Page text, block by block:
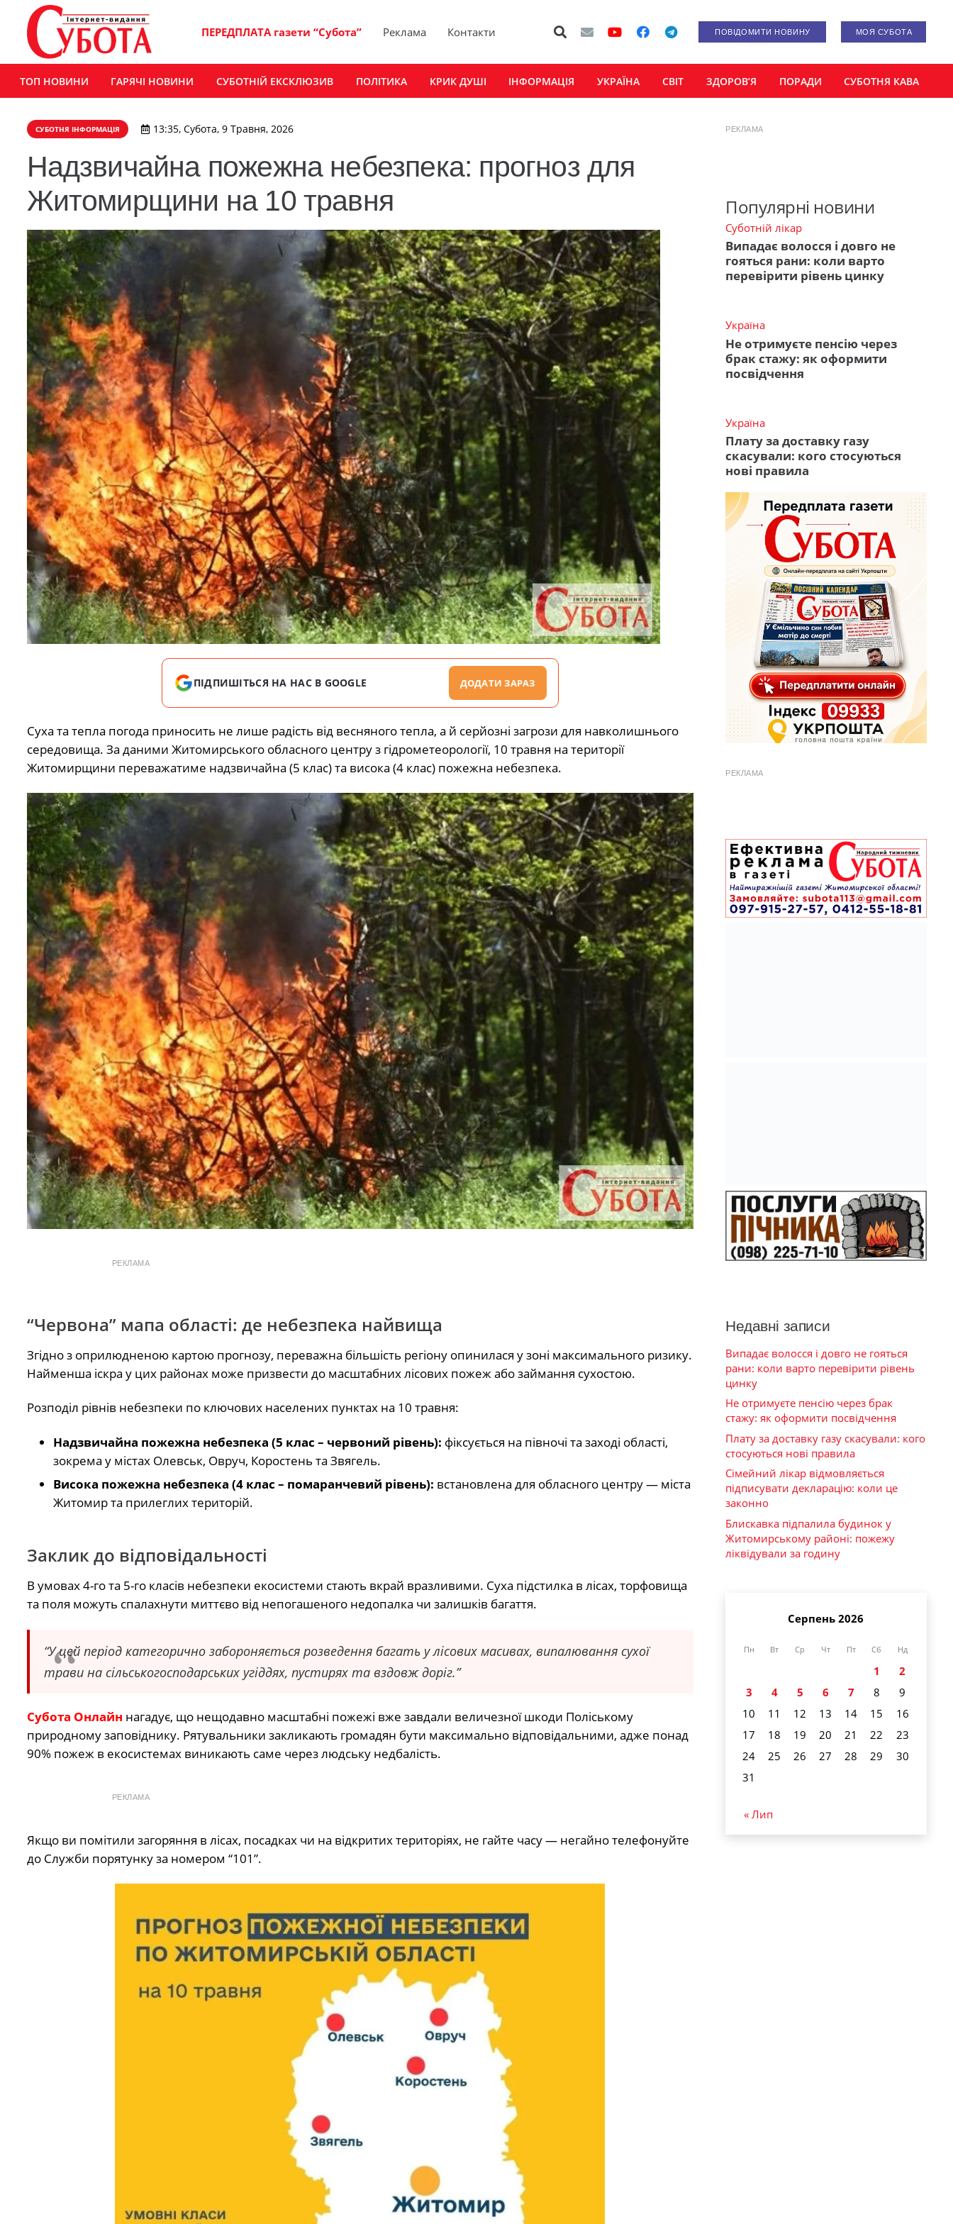
ПЕРЕДПЛАТА газети “Субота” Реклама Контакти ПОВІДОМИТИ НОВИНУ МОЯ СУБОТА
ТОП НОВИНИ ГАРЯЧІ НОВИНИ СУБОТНІЙ ЕКСКЛЮЗИВ ПОЛІТИКА КРИК ДУШІ ІНФОРМАЦІЯ УКРАЇНА СВІТ ЗДОРОВ’Я ПОРАДИ СУБОТНЯ КАВА
СУБОТНЯ ІНФОРМАЦІЯ 13:35, Субота, 9 Травня, 2026
Надзвичайна пожежна небезпека: прогноз для
Житомирщини на 10 травня
ПІДПИШІТЬСЯ НА НАС В GOOGLE ДОДАТИ ЗАРАЗ
Суха та тепла погода приносить не лише радість від весняного тепла, а й серйозні загрози для навколишнього
середовища. За даними Житомирського обласного центру з гідрометеорології, 10 травня на території
Житомирщини переважатиме надзвичайна (5 клас) та висока (4 клас) пожежна небезпека.
РЕКЛАМА
“Червона” мапа області: де небезпека найвища
Згідно з оприлюдненою картою прогнозу, переважна більшість регіону опинилася у зоні максимального ризику.
Найменша іскра у цих районах може призвести до масштабних лісових пожеж або займання сухостою.
Розподіл рівнів небезпеки по ключових населених пунктах на 10 травня:
Надзвичайна пожежна небезпека (5 клас – червоний рівень): фіксується на півночі та заході області,
зокрема у містах Олевськ, Овруч, Коростень та Звягель.
Висока пожежна небезпека (4 клас – помаранчевий рівень): встановлена для обласного центру — міста
Житомир та прилеглих територій.
Заклик до відповідальності
В умовах 4-го та 5-го класів небезпеки екосистеми стають вкрай вразливими. Суха підстилка в лісах, торфовища
та поля можуть спалахнути миттєво від непогашеного недопалка чи залишків багаття.
“У цей період категорично забороняється розведення багать у лісових масивах, випалювання сухої
трави на сільськогосподарських угіддях, пустирях та вздовж доріг.”
Субота Онлайн нагадує, що нещодавно масштабні пожежі вже завдали величезної шкоди Поліському
природному заповіднику. Рятувальники закликають громадян бути максимально відповідальними, адже понад
90% пожеж в екосистемах виникають саме через людську недбалість.
РЕКЛАМА
Якщо ви помітили загоряння в лісах, посадках чи на відкритих територіях, не гайте часу — негайно телефонуйте
до Служби порятунку за номером “101”.
РЕКЛАМА
Популярні новини
Суботній лікар
Випадає волосся і довго не
гояться рани: коли варто
перевірити рівень цинку
Україна
Не отримуєте пенсію через
брак стажу: як оформити
посвідчення
Україна
Плату за доставку газу
скасували: кого стосуються
нові правила
РЕКЛАМА
Недавні записи
Випадає волосся і довго не гояться
рани: коли варто перевірити рівень
цинку
Не отримуєте пенсію через брак
стажу: як оформити посвідчення
Плату за доставку газу скасували: кого
стосуються нові правила
Сімейний лікар відмовляється
підписувати декларацію: коли це
законно
Блискавка підпалила будинок у
Житомирському районі: пожежу
ліквідували за годину
Серпень 2026
Пн Вт Ср Чт Пт Сб Нд
1
2
3
4 5 6 7 8
9
10
11 12 13 14 15
16
17
18 19 20 21 22
23
24
25 26 27 28 29
30
31
« Лип